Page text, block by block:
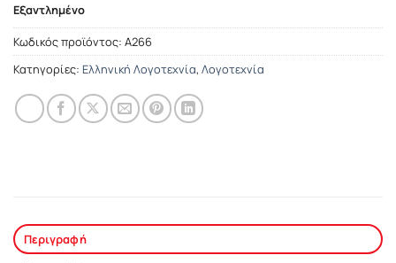
Εξαντλημένο
Κωδικός προϊόντος: Α266
Κατηγορίες: Ελληνική Λογοτεχνία, Λογοτεχνία
Περιγραφή